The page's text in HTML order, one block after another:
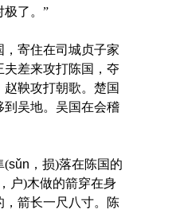
极了。”
寄住在司城贞子家
差来攻打陈国，夺
鞅攻打朝歌。楚国
吴地。吴国在会稽
(sǔn ，损)落在陈国的
，户)木做的箭穿在身
，箭长一尺八寸。陈